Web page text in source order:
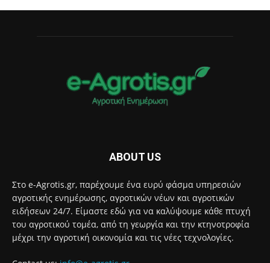
ABOUT US
Στο e-Agrotis.gr, παρέχουμε ένα ευρύ φάσμα υπηρεσιών
αγροτικής ενημέρωσης, αγροτικών νέων και αγροτικών
ειδήσεων 24/7. Είμαστε εδώ για να καλύψουμε κάθε πτυχή
του αγροτικού τομέα, από τη γεωργία και την κτηνοτροφία
μέχρι την αγροτική οικονομία και τις νέες τεχνολογίες.